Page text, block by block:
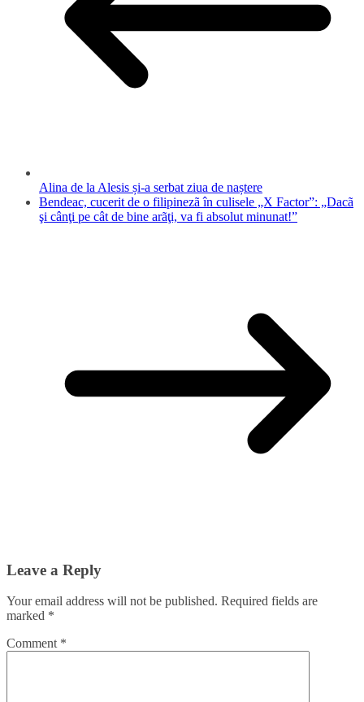
Alina de la Alesis și-a serbat ziua de naștere
Bendeac, cucerit de o filipinezã în culisele „X Factor”: „Dacã
şi cânţi pe cât de bine arãţi, va fi absolut minunat!”
Leave a Reply
Your email address will not be published. Required fields are
marked *
Comment *